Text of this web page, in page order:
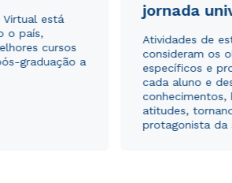
Virtual está
o país,
cursos
graduação a
jornada
Atividades de
consideram os
específicos e
cada aluno e
conhecimentos,
atitudes,
protagonista da